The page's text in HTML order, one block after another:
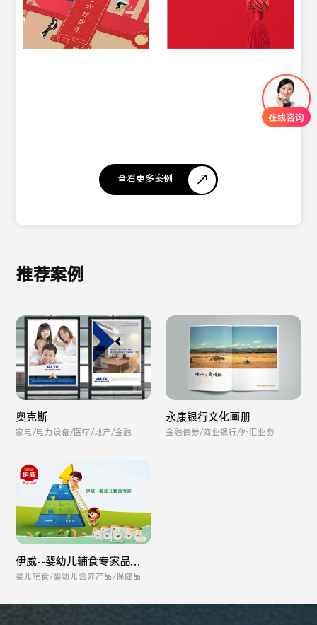
查看更多案例
推荐案例
奥克斯
家电/电力设备/医疗/地产/金融
永康银行文化画册
金融债券/商业银行/外汇业务
伊威--婴幼儿辅食专家品牌
全案
婴儿辅食/婴幼儿营养产品/保健品